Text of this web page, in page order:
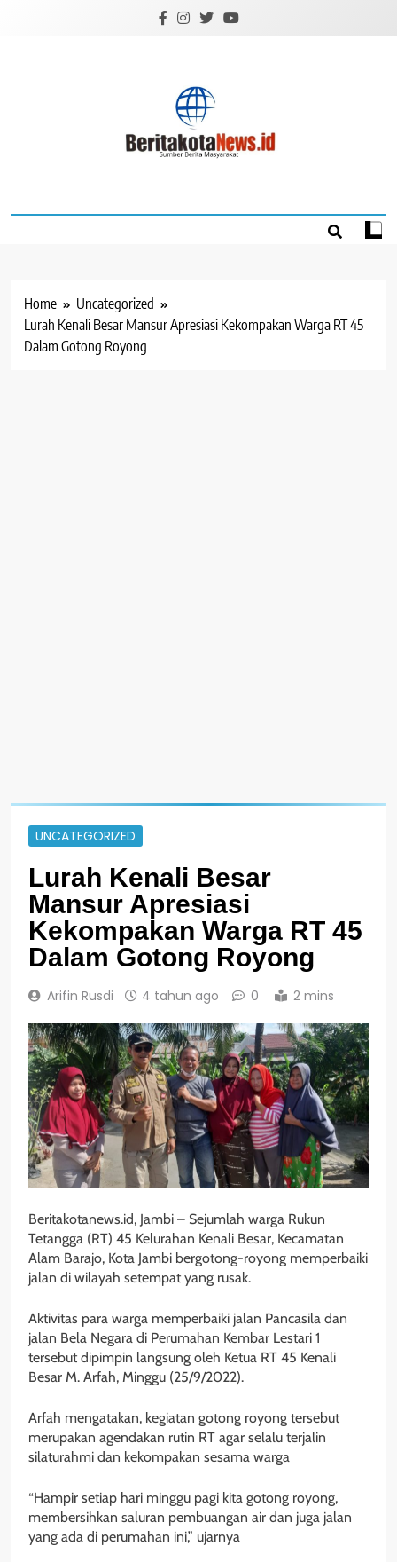
Home
Uncategorized
Lurah Kenali Besar Mansur Apresiasi Kekompakan Warga RT 45
Dalam Gotong Royong
UNCATEGORIZED
Lurah Kenali Besar
Mansur Apresiasi
Kekompakan Warga RT 45
Dalam Gotong Royong
Arifin Rusdi 4 tahun ago 0 2 mins
Beritakotanews.id, Jambi – Sejumlah warga Rukun
Tetangga (RT) 45 Kelurahan Kenali Besar, Kecamatan
Alam Barajo, Kota Jambi bergotong-royong memperbaiki
jalan di wilayah setempat yang rusak.
Aktivitas para warga memperbaiki jalan Pancasila dan
jalan Bela Negara di Perumahan Kembar Lestari 1
tersebut dipimpin langsung oleh Ketua RT 45 Kenali
Besar M. Arfah, Minggu (25/9/2022).
Arfah mengatakan, kegiatan gotong royong tersebut
merupakan agendakan rutin RT agar selalu terjalin
silaturahmi dan kekompakan sesama warga
“Hampir setiap hari minggu pagi kita gotong royong,
membersihkan saluran pembuangan air dan juga jalan
yang ada di perumahan ini,” ujarnya